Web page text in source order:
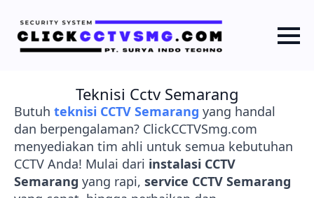
Teknisi Cctv Semarang
Butuh teknisi CCTV Semarang yang handal
dan berpengalaman? ClickCCTVSmg.com
menyediakan tim ahli untuk semua kebutuhan
CCTV Anda! Mulai dari instalasi CCTV
Semarang yang rapi, service CCTV Semarang